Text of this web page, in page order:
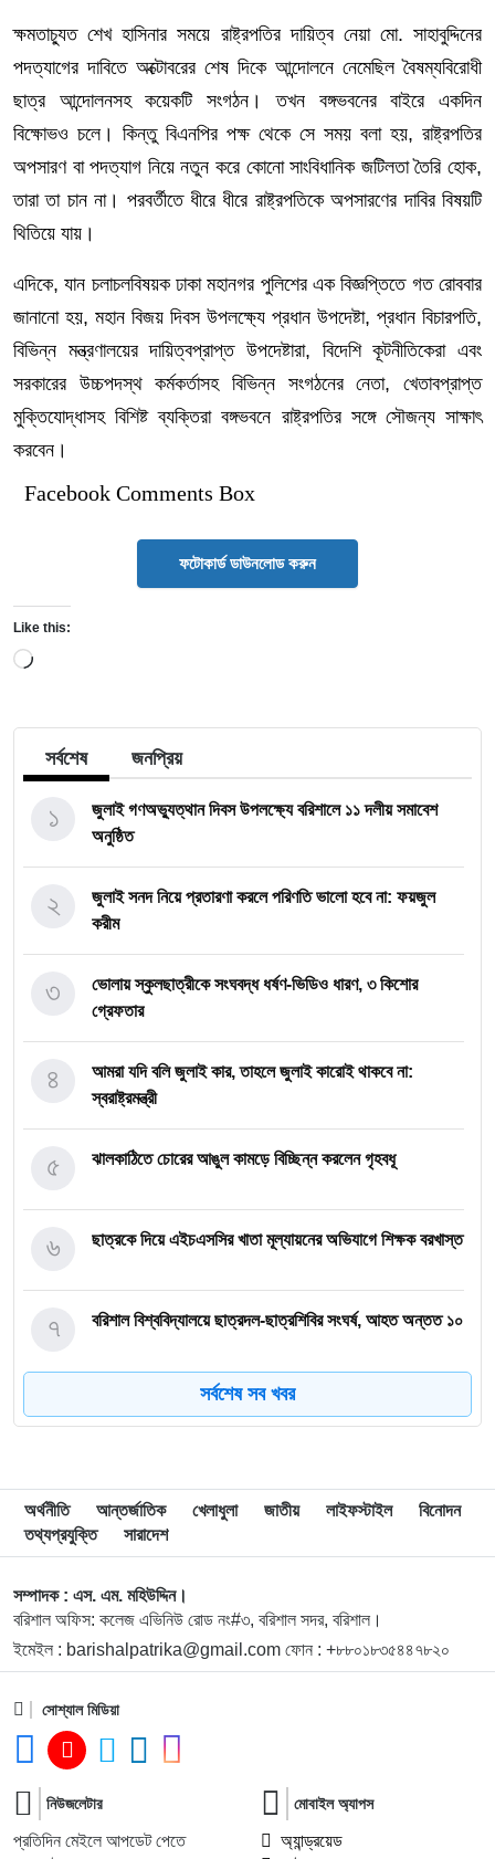
ক্ষমতাচ্যুত শেখ হাসিনার সময়ে রাষ্ট্রপতির দায়িত্ব নেয়া মো. সাহাবুদ্দিনের
পদত্যাগের দাবিতে অক্টোবরের শেষ দিকে আন্দোলনে নেমেছিল বৈষম্যবিরোধী
ছাত্র আন্দোলনসহ কয়েকটি সংগঠন। তখন বঙ্গভবনের বাইরে একদিন
বিক্ষোভও চলে। কিন্তু বিএনপির পক্ষ থেকে সে সময় বলা হয়, রাষ্ট্রপতির
অপসারণ বা পদত্যাগ নিয়ে নতুন করে কোনো সাংবিধানিক জটিলতা তৈরি হোক,
তারা তা চান না। পরবর্তীতে ধীরে ধীরে রাষ্ট্রপতিকে অপসারণের দাবির বিষয়টি
থিতিয়ে যায়।
এদিকে, যান চলাচলবিষয়ক ঢাকা মহানগর পুলিশের এক বিজ্ঞপ্তিতে গত রোববার
জানানো হয়, মহান বিজয় দিবস উপলক্ষ্যে প্রধান উপদেষ্টা, প্রধান বিচারপতি,
বিভিন্ন মন্ত্রণালয়ের দায়িত্বপ্রাপ্ত উপদেষ্টারা, বিদেশি কূটনীতিকেরা এবং
সরকারের উচ্চপদস্থ কর্মকর্তাসহ বিভিন্ন সংগঠনের নেতা, খেতাবপ্রাপ্ত
মুক্তিযোদ্ধাসহ বিশিষ্ট ব্যক্তিরা বঙ্গভবনে রাষ্ট্রপতির সঙ্গে সৌজন্য সাক্ষাৎ
করবেন।
Facebook Comments Box
ফটোকার্ড ডাউনলোড করুন
Like this:
Loading…
সর্বশেষ জনপ্রিয়
জুলাই গণঅভ্যুত্থান দিবস উপলক্ষ্যে বরিশালে ১১ দলীয় সমাবেশ
অনুষ্ঠিত
১
জুলাই সনদ নিয়ে প্রতারণা করলে পরিণতি ভালো হবে না: ফয়জুল
করীম
২
ভোলায় স্কুলছাত্রীকে সংঘবদ্ধ ধর্ষণ-ভিডিও ধারণ, ৩ কিশোর
গ্রেফতার
৩
আমরা যদি বলি জুলাই কার, তাহলে জুলাই কারোই থাকবে না:
স্বরাষ্ট্রমন্ত্রী
৪
ঝালকাঠিতে চোরের আঙুল কামড়ে বিচ্ছিন্ন করলেন গৃহবধূ
৫
ছাত্রকে দিয়ে এইচএসসির খাতা মূল্যায়নের অভিযাগে শিক্ষক বরখাস্ত
৬
বরিশাল বিশ্ববিদ্যালয়ে ছাত্রদল-ছাত্রশিবির সংঘর্ষ, আহত অন্তত ১০
৭
বিএম কলেজে নানা আয়োজনে পালিত হলো জুলাই গণঅভ্যুত্থান
দিবস
৮
বিএম কলেজে “শিবির” ট্যাগ দিয়ে জুলাইয়ের অনুষ্ঠান বন্ধের
অভিযোগ ছাত্রদলের বিরুদ্ধে
৯
অনুষ্ঠিত
১০
ডিগ্রি হলের ঝুঁকিপূর্ণ ভবন পরিদর্শনে বিএম কলেজ অধ্যক্ষ, দ্রুত
১১
বাকেরগঞ্জে বোমা বিস্ফোরণ, নারী-শিশুসহ দগ্ধ ৩
১২
ফের বিশ্ববাজারে স্বর্ণের দামে বড় লাফ
১৩
সর্বশেষ সব খবর
অর্থনীতি আন্তর্জাতিক খেলাধুলা জাতীয় লাইফস্টাইল
বিনোদন
তথ্যপ্রযুক্তি
সারাদেশ
সম্পাদক : এস. এম. মহিউদ্দিন।
বরিশাল অফিস: কলেজ এভিনিউ রোড নং#৩, বরিশাল সদর, বরিশাল।
ইমেইল : barishalpatrika@gmail.com ফোন : +৮৮০১৮৩৫৪৪৭৮২০
সোশ্যাল মিডিয়া
নিউজলেটার
প্রতিদিন মেইলে আপডেট পেতে
মোবাইল অ্যাপস
অ্যান্ড্রয়েড